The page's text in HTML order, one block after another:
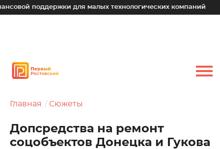
для малых технологических компаний Юрий
Главная Сюжеты
Допсредства на ремонт
соцобъектов Донецка и Гукова